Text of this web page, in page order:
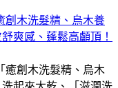
創木洗髮精、烏木養
爽感、蓬鬆高顱頂！